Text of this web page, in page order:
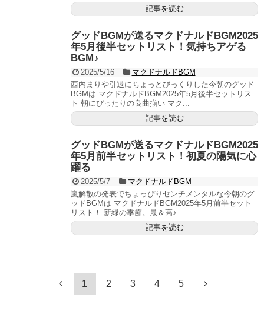
記事を読む
グッドBGMが送るマクドナルドBGM2025
年5月後半セットリスト！気持ちアゲる
BGM♪
2025/5/16
マクドナルドBGM
西内まりや引退にちょっとびっくりした今朝のグッド
BGMは マクドナルドBGM2025年5月後半セットリス
ト 朝にぴったりの良曲揃い マク...
記事を読む
グッドBGMが送るマクドナルドBGM2025
年5月前半セットリスト！初夏の陽気に心
躍る
2025/5/7
マクドナルドBGM
嵐解散の発表でちょっぴりセンチメンタルな今朝のグ
ッドBGMは マクドナルドBGM2025年5月前半セット
リスト！ 新緑の季節。最＆高♪ ...
記事を読む
1 2 3 4 5